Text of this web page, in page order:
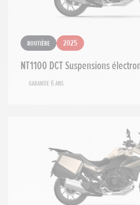
Routière 2025
NT1100 DCT Suspensions
Garantie 6 ans